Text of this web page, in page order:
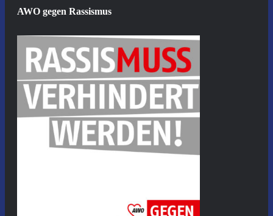
AWO gegen Rassismus